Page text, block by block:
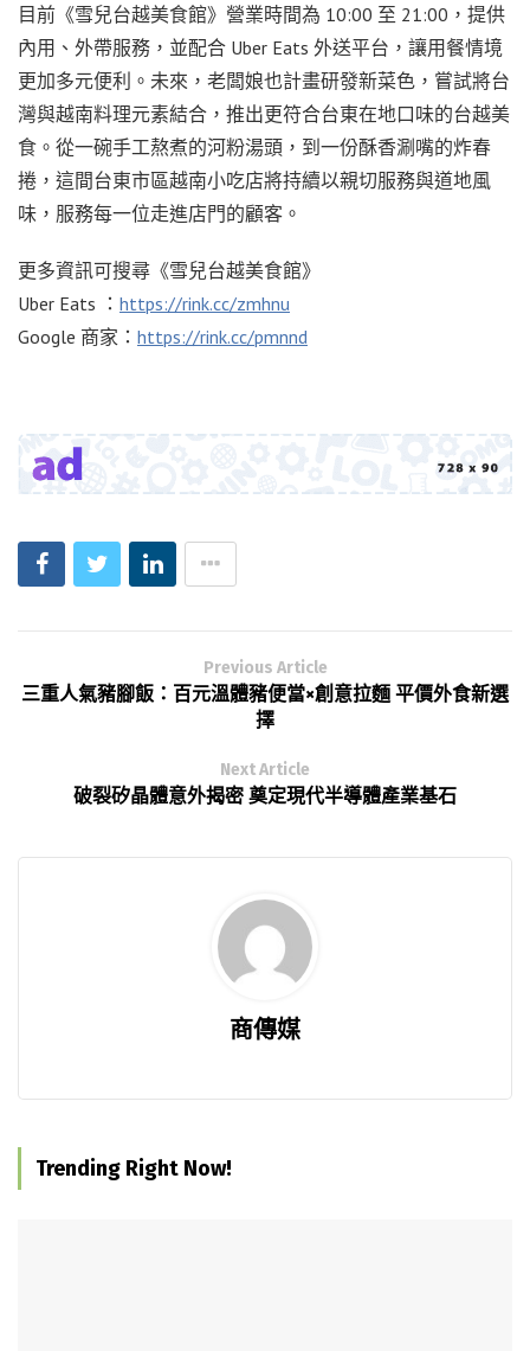
目前《雪兒台越美食館》營業時間為 10:00 至 21:00，提供
內用、外帶服務，並配合 Uber Eats 外送平台，讓用餐情境
更加多元便利。未來，老闆娘也計畫研發新菜色，嘗試將台
灣與越南料理元素結合，推出更符合台東在地口味的台越美
食。從一碗手工熬煮的河粉湯頭，到一份酥香涮嘴的炸春
捲，這間台東市區越南小吃店將持續以親切服務與道地風
味，服務每一位走進店門的顧客。
更多資訊可搜尋《雪兒台越美食館》
Uber Eats ： https://rink.cc/zmhnu
Google 商家： https://rink.cc/pmnnd
Previous Article
三重人氣豬腳飯：百元溫體豬便當×創意拉麵 平價外食新選
擇
Next Article
破裂矽晶體意外揭密 奠定現代半導體產業基石
商傳媒
Trending Right Now!